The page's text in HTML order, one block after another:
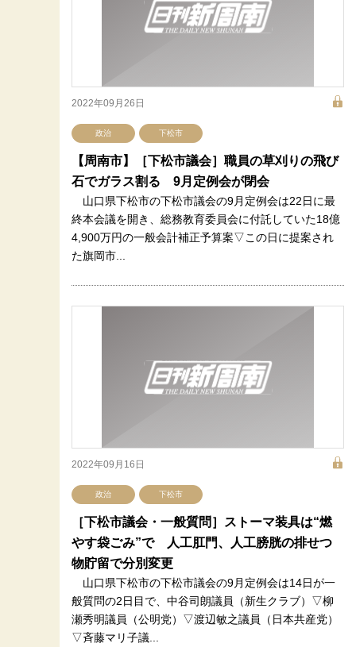
2022年09月26日
政治 下松市
【周南市】［下松市議会］職員の草刈りの飛び
石でガラス割る 9月定例会が閉会
山口県下松市の下松市議会の9月定例会は22日に最
終本会議を開き、総務教育委員会に付託していた18億
4,900万円の一般会計補正予算案▽この日に提案され
た旗岡市...
2022年09月16日
政治 下松市
［下松市議会・一般質問］ストーマ装具は“燃
やす袋ごみ”で 人工肛門、人工膀胱の排せつ
物貯留で分別変更
山口県下松市の下松市議会の9月定例会は14日が一
般質問の2日目で、中谷司朗議員（新生クラブ）▽柳
瀬秀明議員（公明党）▽渡辺敏之議員（日本共産党）
▽斉藤マリ子議...